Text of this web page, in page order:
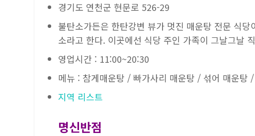
경기도 연천군 현문로 526-29
불탄소가든은 한탄강변 뷰가 멋진 매운탕 전문 식
소라고 한다. 이곳에선 식당 주인 가족이 그날그날
영업시간 : 11:00~20:30
메뉴 : 참게매운탕 / 빠가사리 매운탕 / 섞어 매운탕
지역 리스트
명신반점